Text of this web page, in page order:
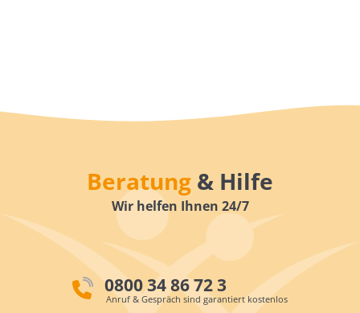
Beratung & Hilfe
Wir helfen Ihnen 24/7
0800 34 86 72 3
Anruf & Gespräch sind garantiert kostenlos